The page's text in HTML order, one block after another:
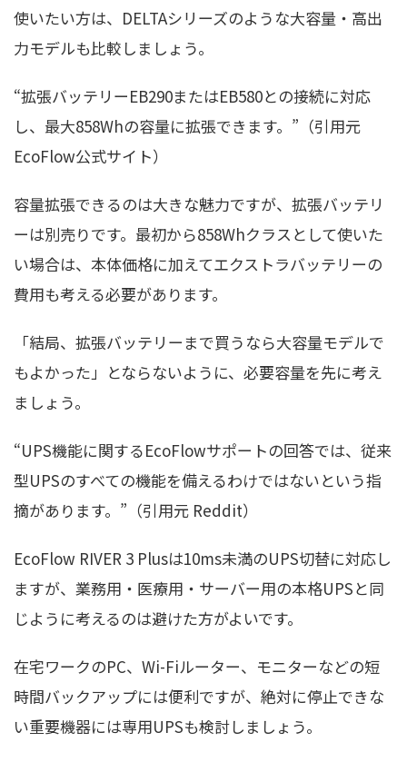
使いたい方は、DELTAシリーズのような大容量・高出
力モデルも比較しましょう。
“拡張バッテリーEB290またはEB580との接続に対応
し、最大858Whの容量に拡張できます。”（引用元
EcoFlow公式サイト）
容量拡張できるのは大きな魅力ですが、拡張バッテリ
ーは別売りです。最初から858Whクラスとして使いた
い場合は、本体価格に加えてエクストラバッテリーの
費用も考える必要があります。
「結局、拡張バッテリーまで買うなら大容量モデルで
もよかった」とならないように、必要容量を先に考え
ましょう。
“UPS機能に関するEcoFlowサポートの回答では、従来
型UPSのすべての機能を備えるわけではないという指
摘があります。”（引用元 Reddit）
EcoFlow RIVER 3 Plusは10ms未満のUPS切替に対応し
ますが、業務用・医療用・サーバー用の本格UPSと同
じように考えるのは避けた方がよいです。
在宅ワークのPC、Wi-Fiルーター、モニターなどの短
時間バックアップには便利ですが、絶対に停止できな
い重要機器には専用UPSも検討しましょう。